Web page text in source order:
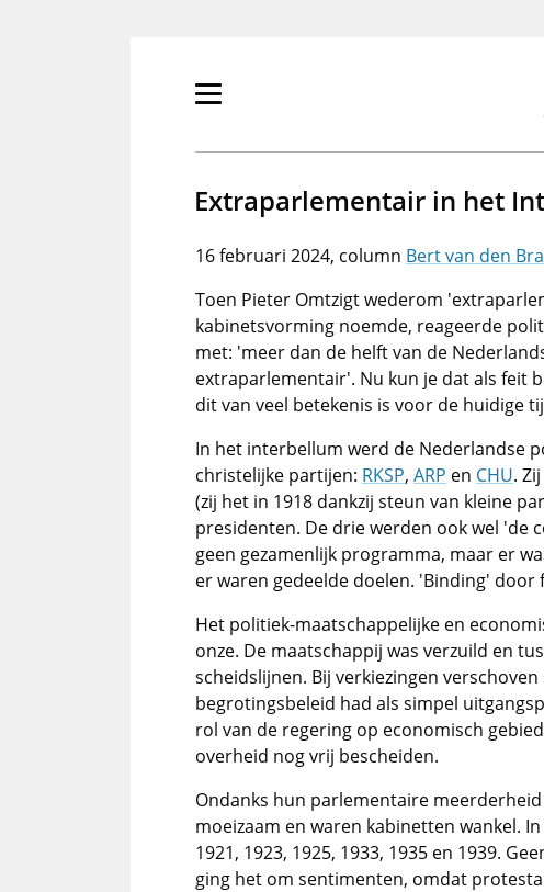
Primair
tonen/verbergen
Extraparlementair in het
16 februari 2024
Bert van den
Toen Pieter Omtzigt wederom
kabinetsvorming noemde, reageerde
met: 'meer dan de helft van de
extraparlementair'. Nu kun je dat als feit
dit van veel betekenis is voor de huidige
In het interbellum werd de Nederlandse
christelijke partijen: RKSP, ARP en CHU.
(zij het in 1918 dankzij steun van kleine
presidenten. De drie werden ook wel 'de
geen gezamenlijk programma, maar er
er waren gedeelde doelen. 'Binding'
Het politiek-maatschappelijke en
onze. De maatschappij was verzuild en
scheidslijnen. Bij verkiezingen
begrotingsbeleid had als simpel
rol van de regering op economisch
overheid nog vrij bescheiden.
Ondanks hun parlementaire
moeizaam en waren kabinetten wankel.
1921, 1923, 1925, 1933, 1935 en 1939.
ging het om sentimenten, omdat